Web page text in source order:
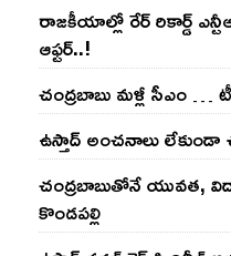
రాజ‌కీయాల్లో రేర్ రికార్డ్
ఆఫ్ట‌ర్‌..!
చంద్ర‌బాబు మ‌ళ్లీ సీఎం …
ఉస్తాద్ అంచ‌నాలు లేకుండా
చంద్ర‌బాబుతోనే యువ‌త‌,
కొండ‌ప‌ల్లి